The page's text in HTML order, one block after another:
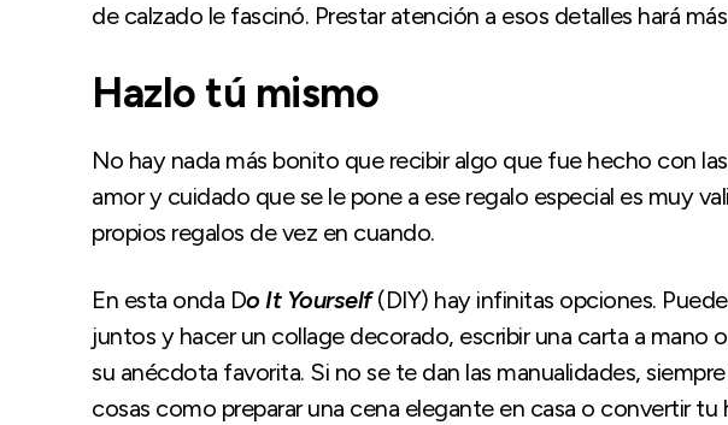
de calzado le fascinó. Prestar atención a esos detalles hará
Hazlo tú mismo
No hay nada más bonito que recibir algo que fue hecho con
amor y cuidado que se le pone a ese regalo especial es muy
propios regalos de vez en cuando.
En esta onda Do It Yourself(DIY) hay infinitas opciones.
juntos y hacer un collage decorado, escribir una carta a mano
su anécdota favorita. Si no se te dan las manualidades,
cosas como preparar una cena elegante en casa o convertir tu